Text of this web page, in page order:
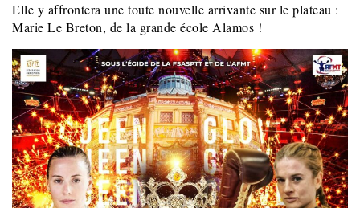
Elle y affrontera une toute nouvelle arrivante sur le plateau :
Marie Le Breton, de la grande école Alamos !